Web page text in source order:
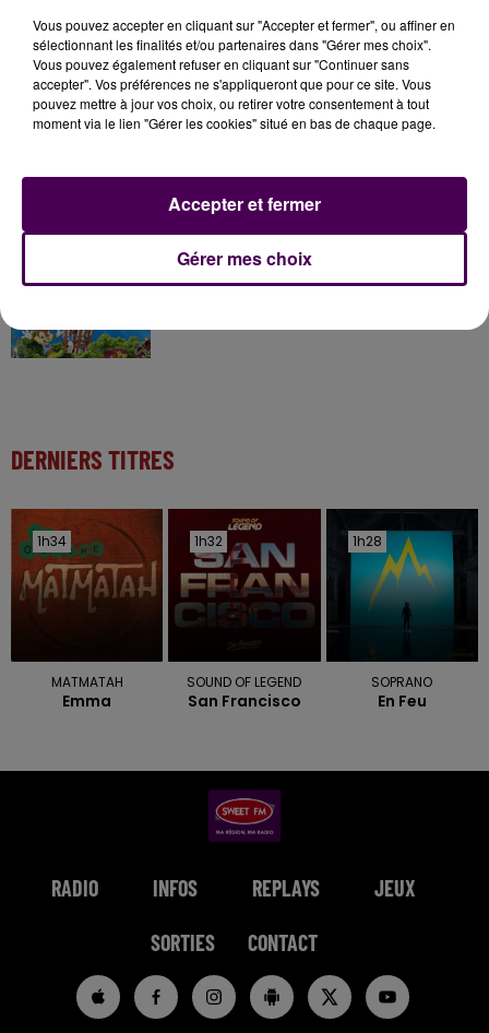
7 août 2026
Gagnez vos pass pour le V and B Fest' 2026 !
Inscrivez-vous au casting The Voice & The Voice
Kids !
7 août 2026
Gagnez vos entrées pour Papéa Parc !
DERNIERS TITRES
1h34
1h34
MATMATAH
Emma
1h32
1h32
SOUND OF LEGEND
San Francisco
1h28
1h28
SOPRANO
En Feu
RADIO INFOS REPLAYS JEUX
SORTIES CONTACT
Vous pouvez accepter en cliquant sur "Accepter et fermer", ou affiner en
sélectionnant les finalités et/ou partenaires dans "Gérer mes choix".
Vous pouvez également refuser en cliquant sur "Continuer sans
accepter". Vos préférences ne s'appliqueront que pour ce site. Vous
pouvez mettre à jour vos choix, ou retirer votre consentement à tout
moment via le lien "Gérer les cookies" situé en bas de chaque page.
Gérer mes choix
Accepter et fermer